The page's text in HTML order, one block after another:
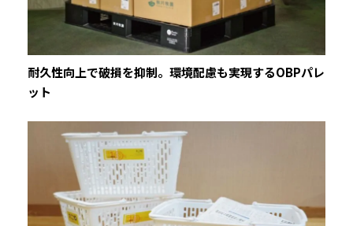
耐久性向上で破損を抑制。環境配慮も実現するOBPパレ
ット